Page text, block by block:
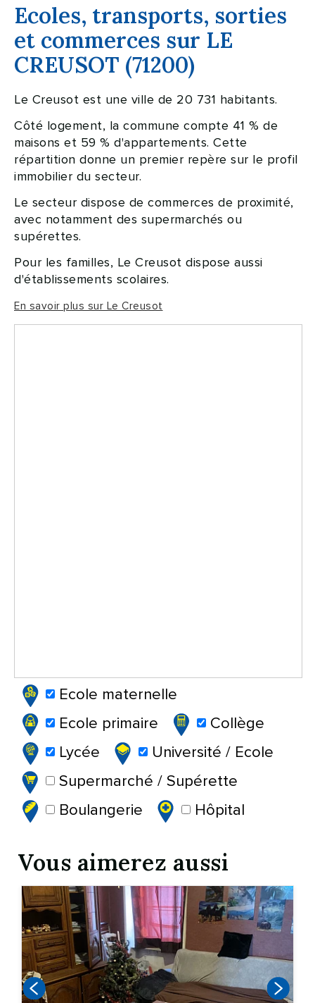
Ecoles, transports, sorties
et commerces sur LE
CREUSOT (71200)
Le Creusot est une ville de 20 731 habitants.
Côté logement, la commune compte 41 % de
maisons et 59 % d'appartements. Cette
répartition donne un premier repère sur le profil
immobilier du secteur.
Le secteur dispose de commerces de proximité,
avec notamment des supermarchés ou
supérettes.
Pour les familles, Le Creusot dispose aussi
d'établissements scolaires.
En savoir plus sur Le Creusot
Ecole maternelle
Ecole primaire
Collège
Lycée
Université / Ecole
Supermarché / Supérette
Boulangerie
Hôpital
Vous aimerez aussi